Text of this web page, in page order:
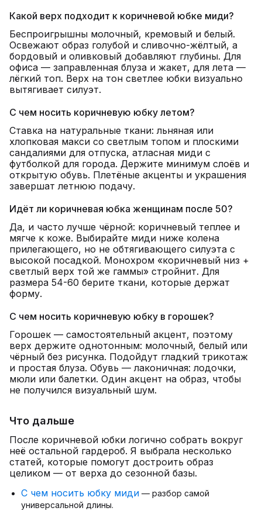
Какой верх подходит к коричневой юбке миди?
Беспроигрышны молочный, кремовый и белый.
Освежают образ голубой и сливочно-жёлтый, а
бордовый и оливковый добавляют глубины. Для
офиса — заправленная блуза и жакет, для лета —
лёгкий топ. Верх на тон светлее юбки визуально
вытягивает силуэт.
С чем носить коричневую юбку летом?
Ставка на натуральные ткани: льняная или
хлопковая макси со светлым топом и плоскими
сандалиями для отпуска, атласная миди с
футболкой для города. Держите минимум слоёв и
открытую обувь. Плетёные акценты и украшения
завершат летнюю подачу.
Идёт ли коричневая юбка женщинам после 50?
Да, и часто лучше чёрной: коричневый теплее и
мягче к коже. Выбирайте миди ниже колена
прилегающего, но не обтягивающего силуэта с
высокой посадкой. Монохром «коричневый низ +
светлый верх той же гаммы» стройнит. Для
размера 54-60 берите ткани, которые держат
форму.
С чем носить коричневую юбку в горошек?
Горошек — самостоятельный акцент, поэтому
верх держите однотонным: молочный, белый или
чёрный без рисунка. Подойдут гладкий трикотаж
и простая блуза. Обувь — лаконичная: лодочки,
мюли или балетки. Один акцент на образ, чтобы
не получился визуальный шум.
Что дальше
После коричневой юбки логично собрать вокруг
неё остальной гардероб. Я выбрала несколько
статей, которые помогут достроить образ
целиком — от верха до сезонной базы.
С чем носить юбку миди — разбор самой
универсальной длины.